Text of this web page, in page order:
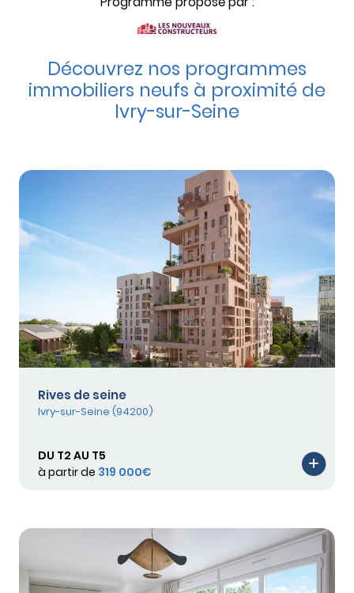
Découvrez nos programmes
immobiliers neufs à proximité de
Ivry-sur-Seine
Rives de seine
Ivry-sur-Seine (94200)
DU T2 AU T5
à partir de 319 000€